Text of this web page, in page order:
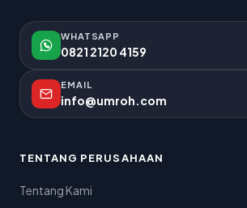
WHATSAPP
0821 2120 4159
EMAIL
info@umroh.com
TENTANG PERUSAHAAN
Tentang Kami